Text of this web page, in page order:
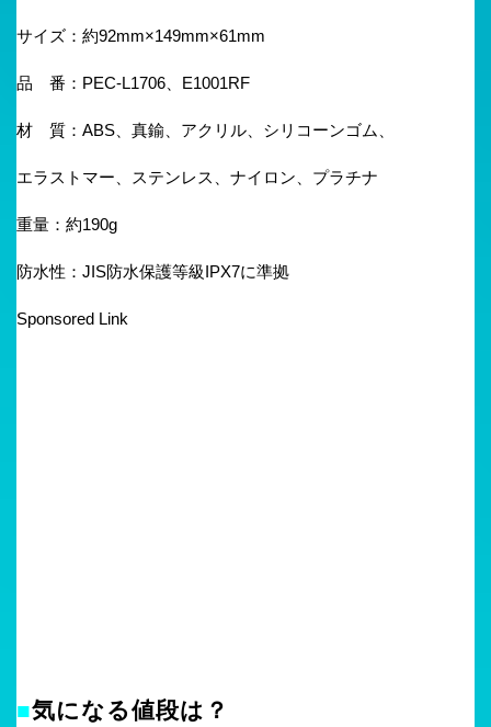
サイズ：約92mm×149mm×61mm
品 番：PEC-L1706、E1001RF
材 質：ABS、真鍮、アクリル、シリコーンゴム、
エラストマー、ステンレス、ナイロン、プラチナ
重量：約190g
防水性：JIS防水保護等級IPX7に準拠
Sponsored Link
■気になる値段は？